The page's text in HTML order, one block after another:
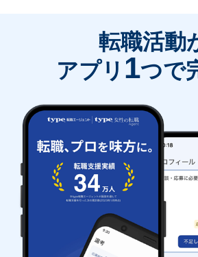
転職活動
アプリ 1つで